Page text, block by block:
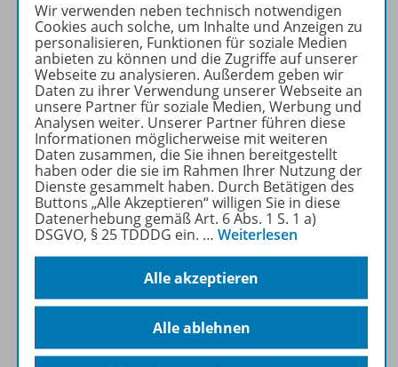
Produktinformationen
Zugehörige Produkte
Inhaltsverzeichnis
Planungshilfen
Wir verwenden neben technisch notwendigen
Cookies auch solche, um Inhalte und Anzeigen zu
personalisieren, Funktionen für soziale Medien
anbieten zu können und die Zugriffe auf unserer
Webseite zu analysieren. Außerdem geben wir
Daten zu ihrer Verwendung unserer Webseite an
unsere Partner für soziale Medien, Werbung und
Analysen weiter. Unserer Partner führen diese
Informationen möglicherweise mit weiteren
Daten zusammen, die Sie ihnen bereitgestellt
haben oder die sie im Rahmen Ihrer Nutzung der
Dienste gesammelt haben. Durch Betätigen des
Buttons „Alle Akzeptieren“ willigen Sie in diese
Datenerhebung gemäß Art. 6 Abs. 1 S. 1 a)
DSGVO, § 25 TDDDG ein. … Weiterlesen
Alle akzeptieren
Alle ablehnen